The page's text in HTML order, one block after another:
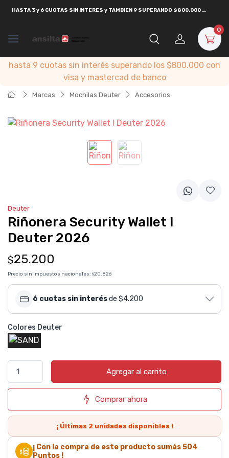
HASTA 3 y 6 CUOTAS SIN INTERES y TAMBIEN 9 SUPERANDO $800.000 CON
0
hasta 9 cuotas sin interés superando los $800.000 con
visa y mastercad de banco
Marcas Mochilas Deuter Accesorios
Deuter
Riñonera Security Wallet I
Deuter 2026
$25.200
Precio sin impuestos nacionales: $20.826
6 cuotas sin interésde $4.200
Colores Deuter
Agregar al carrito
Comprar ahora
¡ Últimas 2 unidades disponibles !
¡ Con la compra de este producto sumás504
Puntos !